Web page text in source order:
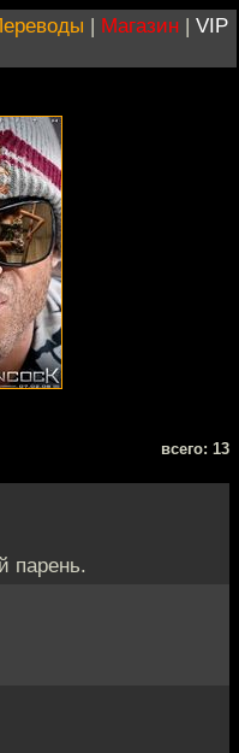
| Магазин | VIP
всего: 13
парень.